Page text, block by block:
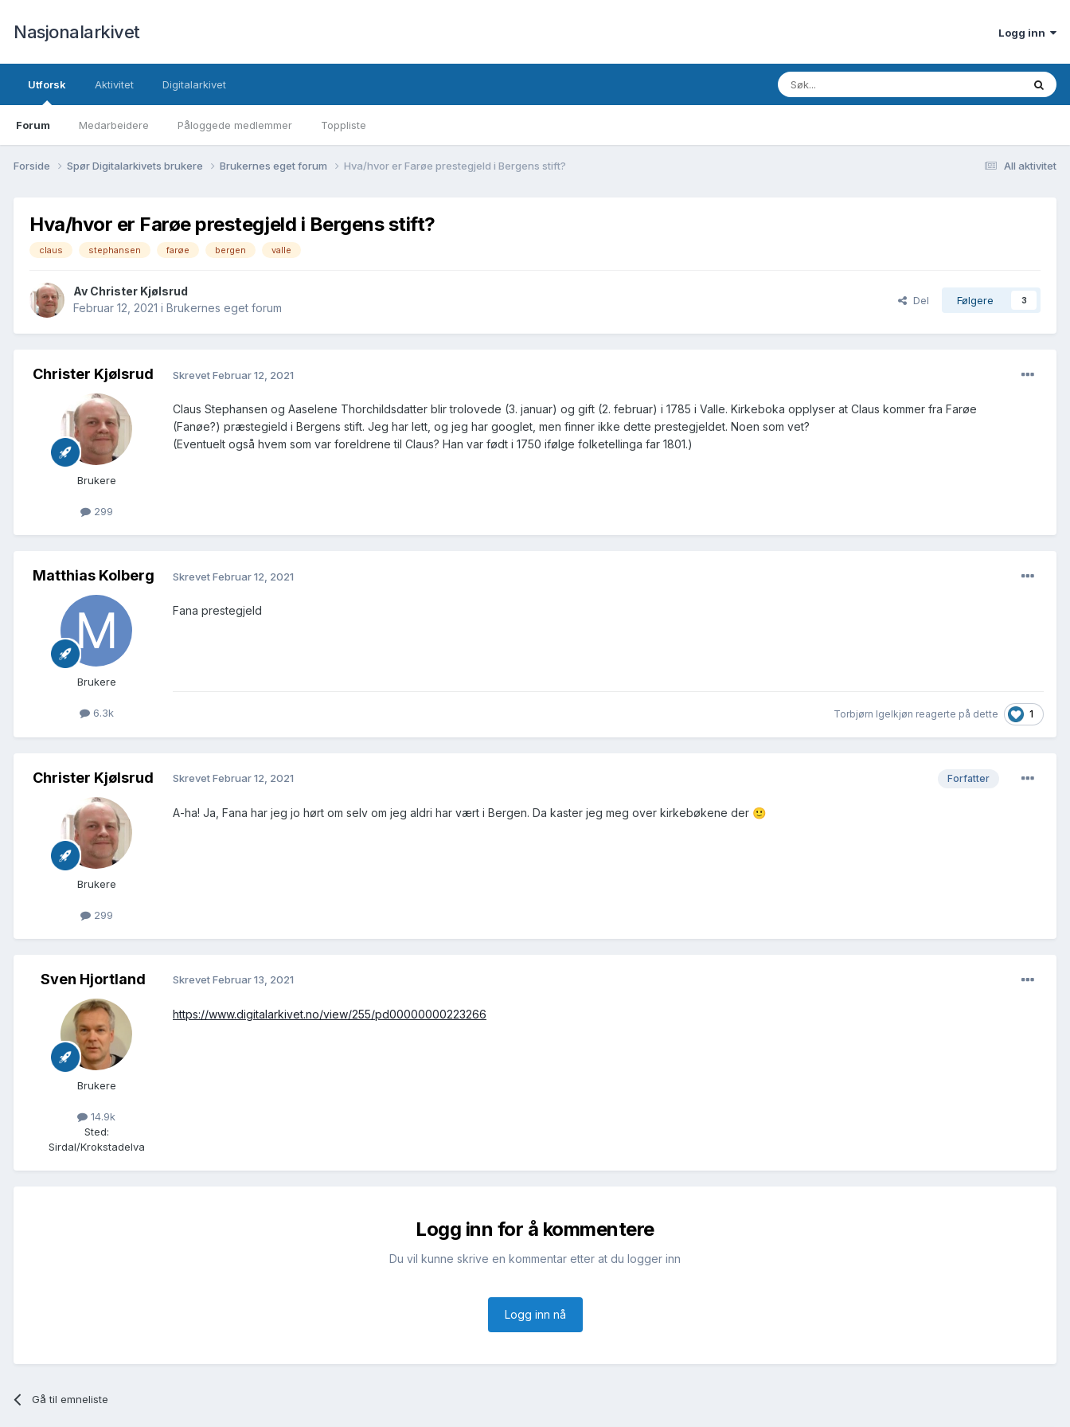
Nasjonalarkivet Logg inn
Utforsk
Forum Medarbeidere Påloggede medlemmer Toppliste
Aktivitet Digitalarkivet
All aktivitet
Forside Spør Digitalarkivets brukere Brukernes eget forum Hva/hvor er Farøe prestegjeld i Bergens stift?
Hva/hvor er Farøe prestegjeld i Bergens stift?
claus stephansen farøe bergen valle
Av Christer Kjølsrud
Februar 12, 2021 i Brukernes eget forum
Del Følgere 3
Christer Kjølsrud
Brukere
299
SkrevetFebruar 12, 2021
Claus Stephansen og Aaselene Thorchildsdatter blir trolovede (3. januar) og gift (2. februar) i 1785 i Valle. Kirkeboka opplyser at Claus kommer fra Farøe
(Fanøe?) præstegield i Bergens stift. Jeg har lett, og jeg har googlet, men finner ikke dette prestegjeldet. Noen som vet?
(Eventuelt også hvem som var foreldrene til Claus? Han var født i 1750 ifølge folketellinga far 1801.)
Matthias Kolberg
Brukere
6.3k
SkrevetFebruar 12, 2021
Fana prestegjeld
Torbjørn Igelkjøn reagerte på dette 1
Christer Kjølsrud
Brukere
299
Forfatter
SkrevetFebruar 12, 2021
A-ha! Ja, Fana har jeg jo hørt om selv om jeg aldri har vært i Bergen. Da kaster jeg meg over kirkebøkene der 🙂
Sven Hjortland
Brukere
14.9k
Sted:
Sirdal/Krokstadelva
SkrevetFebruar 13, 2021
https://www.digitalarkivet.no/view/255/pd00000000223266
Logg inn for å kommentere
Du vil kunne skrive en kommentar etter at du logger inn
Logg inn nå
Gå til emneliste